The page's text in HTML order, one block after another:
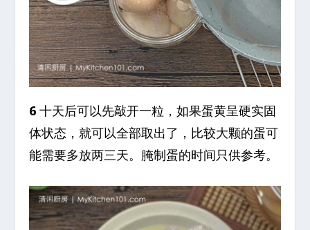
6 十天后可以先敲开一粒，如果蛋黄呈硬实固
体状态，就可以全部取出了，比较大颗的蛋可
能需要多放两三天。腌制蛋的时间只供参考。